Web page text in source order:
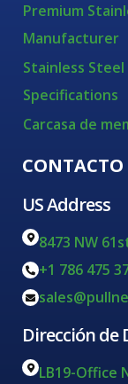
Premium
Manufacturer
Stainless
Specifications
Carcasa de
CONTACTO
US Address
8473 NW
+1 786 475
Dirección de
LB19-Office